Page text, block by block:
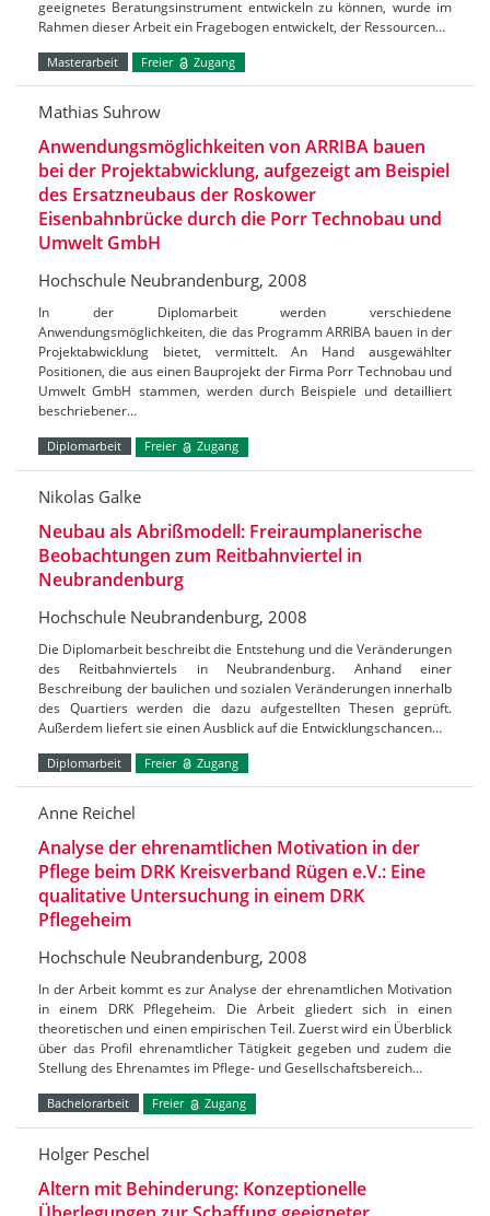
geeignetes Beratungsinstrument entwickeln zu können, wurde im
Rahmen dieser Arbeit ein Fragebogen entwickelt, der Ressourcen…
Masterarbeit Freier Zugang
Mathias Suhrow
Anwendungsmöglichkeiten von ARRIBA bauen
bei der Projektabwicklung, aufgezeigt am Beispiel
des Ersatzneubaus der Roskower
Eisenbahnbrücke durch die Porr Technobau und
Umwelt GmbH
Hochschule Neubrandenburg, 2008
In der Diplomarbeit werden verschiedene
Anwendungsmöglichkeiten, die das Programm ARRIBA bauen in der
Projektabwicklung bietet, vermittelt. An Hand ausgewählter
Positionen, die aus einen Bauprojekt der Firma Porr Technobau und
Umwelt GmbH stammen, werden durch Beispiele und detailliert
beschriebener…
Diplomarbeit Freier Zugang
Nikolas Galke
Neubau als Abrißmodell: Freiraumplanerische
Beobachtungen zum Reitbahnviertel in
Neubrandenburg
Hochschule Neubrandenburg, 2008
Die Diplomarbeit beschreibt die Entstehung und die Veränderungen
des Reitbahnviertels in Neubrandenburg. Anhand einer
Beschreibung der baulichen und sozialen Veränderungen innerhalb
des Quartiers werden die dazu aufgestellten Thesen geprüft.
Außerdem liefert sie einen Ausblick auf die Entwicklungschancen…
Diplomarbeit Freier Zugang
Anne Reichel
Analyse der ehrenamtlichen Motivation in der
Pflege beim DRK Kreisverband Rügen e.V.: Eine
qualitative Untersuchung in einem DRK
Pflegeheim
Hochschule Neubrandenburg, 2008
In der Arbeit kommt es zur Analyse der ehrenamtlichen Motivation
in einem DRK Pflegeheim. Die Arbeit gliedert sich in einen
theoretischen und einen empirischen Teil. Zuerst wird ein Überblick
über das Profil ehrenamtlicher Tätigkeit gegeben und zudem die
Stellung des Ehrenamtes im Pflege- und Gesellschaftsbereich…
Bachelorarbeit Freier Zugang
Holger Peschel
Altern mit Behinderung: Konzeptionelle